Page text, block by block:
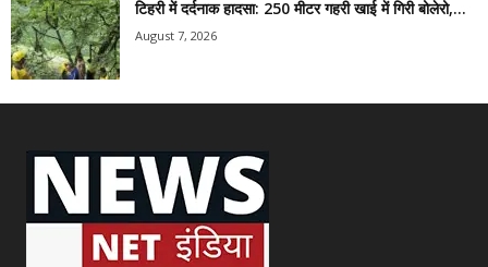
टिहरी में दर्दनाक हादसा: 250 मीटर गहरी खाई में गिरी बोलेरो,...
August 7, 2026